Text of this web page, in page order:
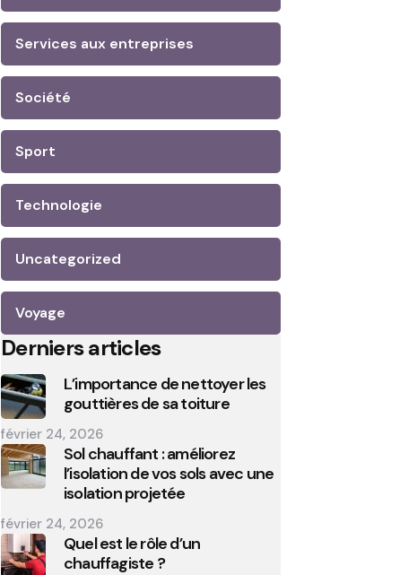
Services aux entreprises
Société
Sport
Technologie
Uncategorized
Voyage
Derniers articles
L’importance de nettoyer les
gouttières de sa toiture
février 24, 2026
Sol chauffant : améliorez
l’isolation de vos sols avec une
isolation projetée
février 24, 2026
Quel est le rôle d’un
chauffagiste ?